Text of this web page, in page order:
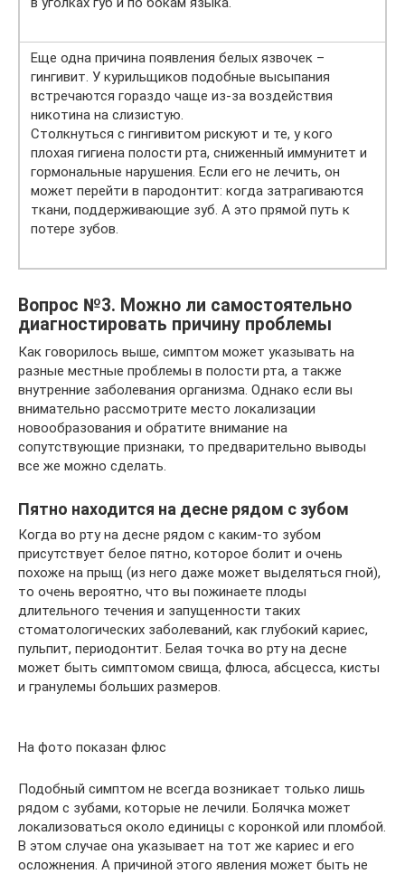
Еще одна причина появления белых язвочек –
гингивит. У курильщиков подобные высыпания
встречаются гораздо чаще из-за воздействия
никотина на слизистую.
Столкнуться с гингивитом рискуют и те, у кого
плохая гигиена полости рта, сниженный иммунитет и
гормональные нарушения. Если его не лечить, он
может перейти в пародонтит: когда затрагиваются
ткани, поддерживающие зуб. А это прямой путь к
потере зубов.
Вопрос №3. Можно ли самостоятельно
диагностировать причину проблемы
Как говорилось выше, симптом может указывать на
разные местные проблемы в полости рта, а также
внутренние заболевания организма. Однако если вы
внимательно рассмотрите место локализации
новообразования и обратите внимание на
сопутствующие признаки, то предварительно выводы
все же можно сделать.
Пятно находится на десне рядом с зубом
Когда во рту на десне рядом с каким-то зубом
присутствует белое пятно, которое болит и очень
похоже на прыщ (из него даже может выделяться гной),
то очень вероятно, что вы пожинаете плоды
длительного течения и запущенности таких
стоматологических заболеваний, как глубокий кариес,
пульпит, периодонтит. Белая точка во рту на десне
может быть симптомом свища, флюса, абсцесса, кисты
и гранулемы больших размеров.
На фото показан флюс
Подобный симптом не всегда возникает только лишь
рядом с зубами, которые не лечили. Болячка может
локализоваться около единицы с коронкой или пломбой.
В этом случае она указывает на тот же кариес и его
осложнения. А причиной этого явления может быть не